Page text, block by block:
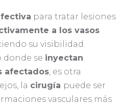
para tratar lesiones
a los vasos
su visibilidad.
donde se inyectan
afectados , es otra
la cirugía puede ser
vasculares más